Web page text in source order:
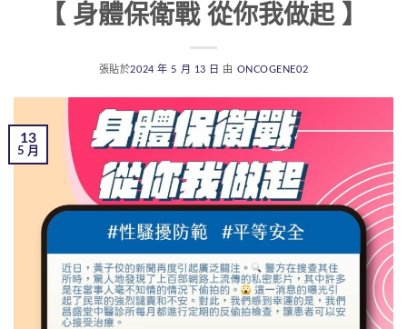
【 身體保衛戰 從你我做起 】
張貼於2024 年 5 月 13 日 由 ONCOGENE02
13
5 月